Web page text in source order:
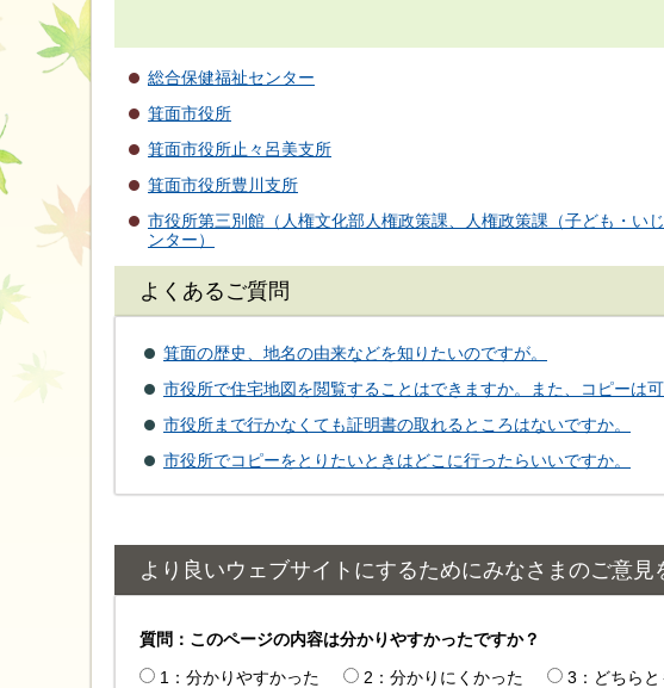
総合保健福祉センター
箕面市役所
箕面市役所止々呂美支所
箕面市役所豊川支所
市役所第三別館（人権文化部人権政策課、人権政策課（子ども・い
ンター）
よくあるご質問
箕面の歴史、地名の由来などを知りたいのですが。
市役所で住宅地図を閲覧することはできますか。また、コピーは可
市役所まで行かなくても証明書の取れるところはないですか。
市役所でコピーをとりたいときはどこに行ったらいいですか。
より良いウェブサイトにするためにみなさまのご意見
質問：このページの内容は分かりやすかったですか？
1：分かりやすかった
2：分かりにくかった 3：どちら